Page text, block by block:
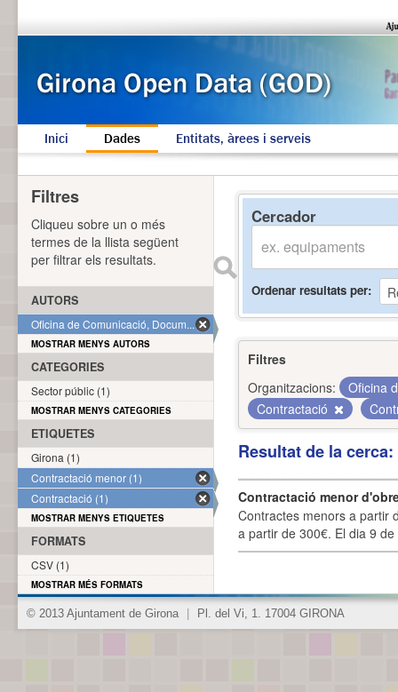
Inici Dades Entitats, àrees i serveis
Cercador
Ordenar resultats per
Filtres
Organitzacions:
Oficina
Contractació
Resultat de la
Contractació menor
Contractes menors a partir
a partir de 300€. El dia 9
Filtres
Cliqueu sobre un o més
termes de la llista següent
per filtrar els resultats.
AUTORS
Oficina de Comunicació, Docum... (1)
MOSTRAR MENYS AUTORS
CATEGORIES
Sector públic (1)
MOSTRAR MENYS CATEGORIES
ETIQUETES
Girona (1)
Contractació menor (1)
Contractació (1)
MOSTRAR MENYS ETIQUETES
FORMATS
CSV (1)
MOSTRAR MÉS FORMATS
© 2013 Ajuntament de Girona Pl. del Vi, 1. 17004 GIRONA